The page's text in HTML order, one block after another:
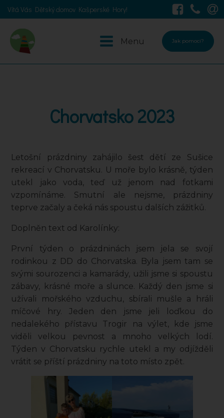
Vítá Vás Dětský domov Kašperské Hory!
Menu Jak pomoci?
Chorvatsko 2023
Letošní prázdniny zahájilo šest dětí ze Sušice
rekreací v Chorvatsku. U moře bylo krásně, týden
utekl jako voda, teď už jenom nad fotkami
vzpomínáme. Smutní ale nejsme, prázdniny
teprve začaly a čeká nás spoustu dalších zážitků.
Doplněn text od Karolínky:
První týden o prázdninách jsem jela se svojí
rodinkou z DD do Chorvatska. Byla jsem tam se
svými sourozenci a kamarády, užili jsme si spoustu
zábavy, krásné moře a slunce. Každý den jsme si
užívali mořského vzduchu, sbírali mušle a hráli
míčové hry. Jeden den jsme jeli loďkou do
nedalekého přístavu Trogir na výlet, kde jsme
viděli velkou pevnost a mnoho velkých lodí.
Týden v Chorvatsku rychle utekl a my odjížděli
vrátit se příští prázdniny na toto místo zpět.